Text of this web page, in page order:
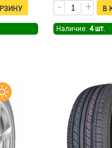
Наличие: 4шт.